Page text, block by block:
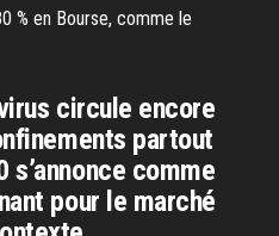
% en Bourse, comme le
circule encore
partout
s’annonce comme
pour le marché